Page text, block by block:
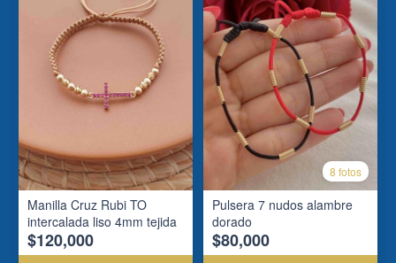
Manilla Cruz Rubi TO
intercalada liso 4mm tejida
$120,000
8 fotos
Pulsera 7 nudos alambre
dorado
$80,000